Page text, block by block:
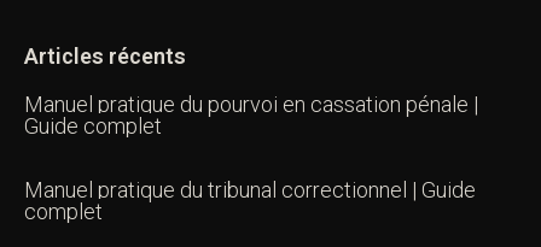
Articles récents
Manuel pratique du pourvoi en cassation pénale |
Guide complet
Manuel pratique du tribunal correctionnel | Guide
complet